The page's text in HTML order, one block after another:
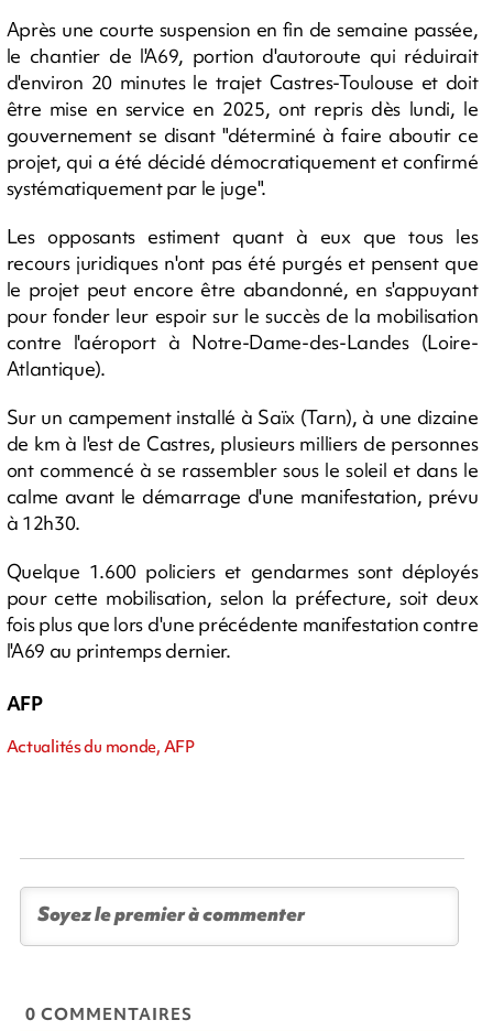
Après une courte suspension en fin de semaine passée,
le chantier de l'A69, portion d'autoroute qui réduirait
d'environ 20 minutes le trajet Castres-Toulouse et doit
être mise en service en 2025, ont repris dès lundi, le
gouvernement se disant "déterminé à faire aboutir ce
projet, qui a été décidé démocratiquement et confirmé
systématiquement par le juge".
Les opposants estiment quant à eux que tous les
recours juridiques n'ont pas été purgés et pensent que
le projet peut encore être abandonné, en s'appuyant
pour fonder leur espoir sur le succès de la mobilisation
contre l'aéroport à Notre-Dame-des-Landes (Loire-
Atlantique).
Sur un campement installé à Saïx (Tarn), à une dizaine
de km à l'est de Castres, plusieurs milliers de personnes
ont commencé à se rassembler sous le soleil et dans le
calme avant le démarrage d'une manifestation, prévu
à 12h30.
Quelque 1.600 policiers et gendarmes sont déployés
pour cette mobilisation, selon la préfecture, soit deux
fois plus que lors d'une précédente manifestation contre
l'A69 au printemps dernier.
AFP
Actualités du monde, AFP
0 COMMENTAIRES